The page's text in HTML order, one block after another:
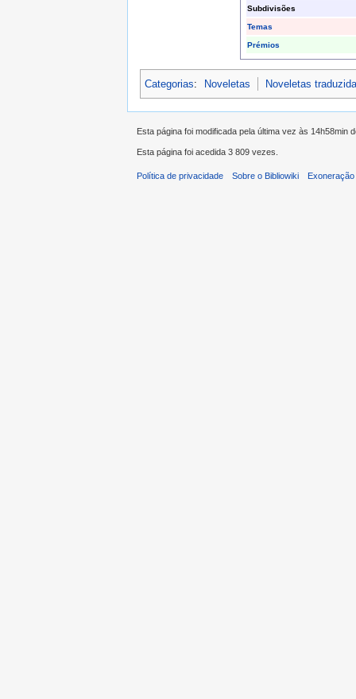
Subdivisões
Temas
Prémios
Categorias: Noveletas Noveletas
Esta página foi modificada pela última vez às 14h58min
Esta página foi acedida 3 809 vezes.
Política de privacidade Sobre o Bibliowiki